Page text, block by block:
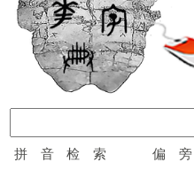
拼音检索 偏